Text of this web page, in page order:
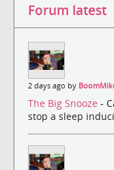
Forum latest
2 days ago by
The Big Snooze -
stop a sleep